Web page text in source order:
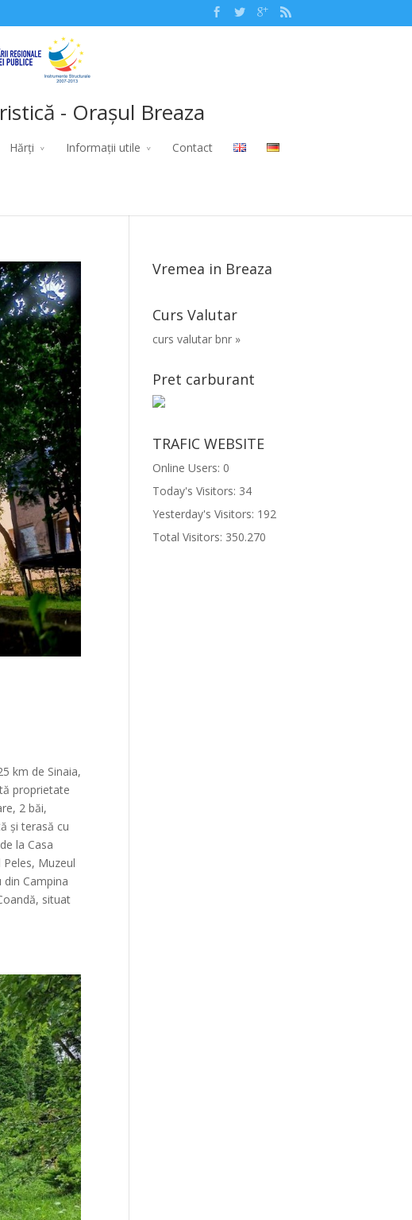
- Orașul Breaza
Hărți Informații utile Contact
km de Sinaia,
proprietate
2 băi,
și terasă cu
la Casa
Muzeul
din Campina
situat
Vremea in Breaza
Curs Valutar
curs valutar bnr »
Pret carburant
TRAFIC WEBSITE
Online Users: 0
Today's Visitors: 34
Yesterday's Visitors: 192
Total Visitors: 350.270